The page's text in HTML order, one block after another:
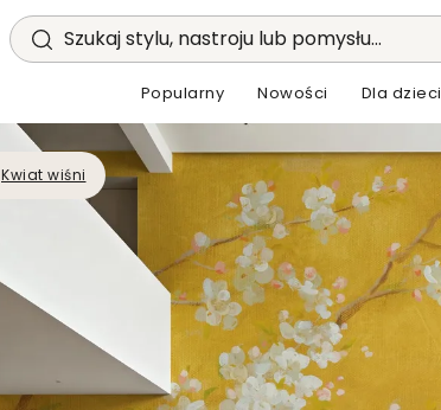
Szukaj stylu, nastroju lub pomysłu...
Popularny Nowości Dla dzieci
Kwiat wiśni